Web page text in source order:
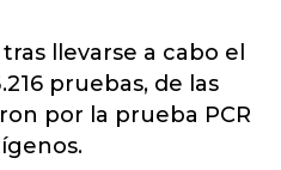
llevarse a cabo el
pruebas, de las
por la prueba PCR